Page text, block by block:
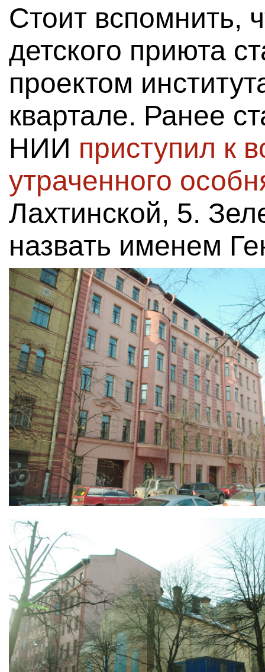
Стоит вспомнить,
детского приюта
проектом
квартале. Ранее
НИИ приступил к
утраченного
Лахтинской, 5.
назвать именем